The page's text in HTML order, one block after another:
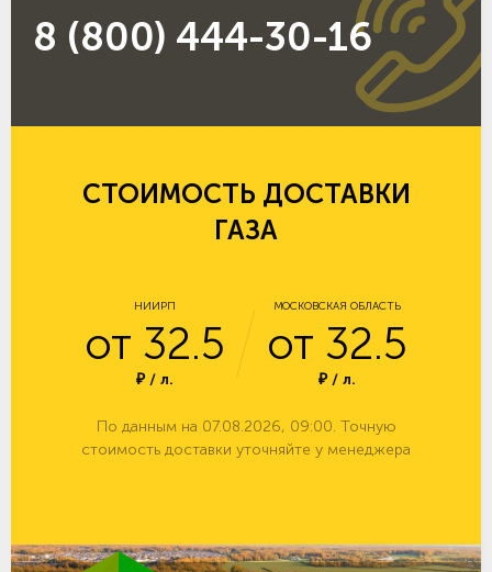
8 (800) 444-30-16
СТОИМОСТЬ ДОСТАВКИ
ГАЗА
НИИРП
от 32.5
₽ / л.
МОСКОВСКАЯ ОБЛАСТЬ
от 32.5
₽ / л.
По данным на 07.08.2026, 09:00. Точную
стоимость доставки уточняйте у менеджера